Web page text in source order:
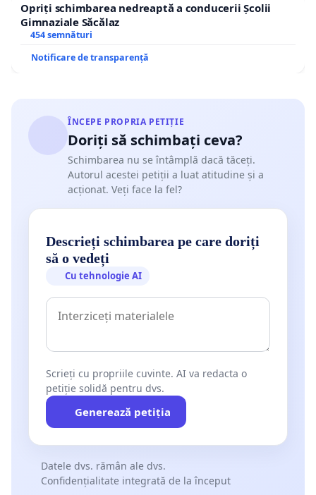
Opriți schimbarea nedreaptă a conducerii Școlii
Gimnaziale Săcălaz
454 semnături
Notificare de transparență
ÎNCEPE PROPRIA PETIȚIE
Doriți să schimbați ceva?
Schimbarea nu se întâmplă dacă tăceți.
Autorul acestei petiții a luat atitudine și a
acționat. Veți face la fel?
Descrieți schimbarea pe care doriți
să o vedeți
Cu tehnologie AI
Scrieți cu propriile cuvinte. AI va redacta o
petiție solidă pentru dvs.
Generează petiția
Datele dvs. rămân ale dvs.
Confidențialitate integrată de la început